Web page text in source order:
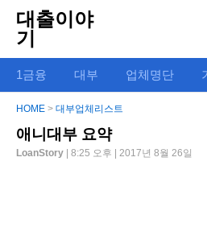
대출이야
기
1금융 대부 업체명단
HOME > 대부업체리스트
애니대부 요약
LoanStory | 8:25 오후 | 2017년 8월 26일